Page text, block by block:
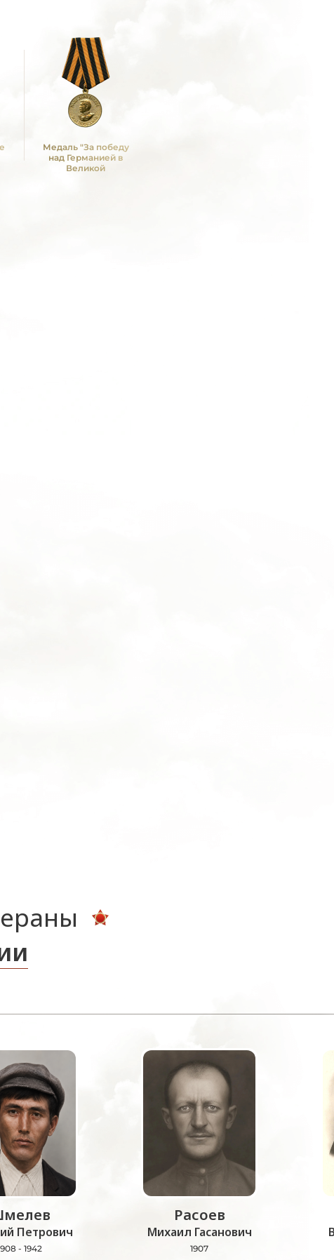
Медаль "За победу
над Германией в
Великой
Петрович
- 1942
Расоев
Михаил Гасанович
1907